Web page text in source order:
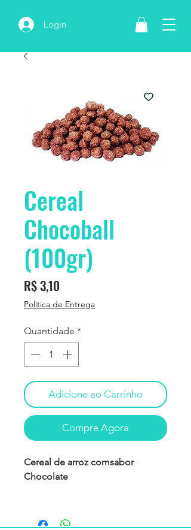
Login
Cereal
Chocoball
(100gr)
R$ 3,10
Política de Entrega
Quantidade *
Adicione ao Carrinho
Compre Agora
Cereal de arroz comsabor
Chocolate